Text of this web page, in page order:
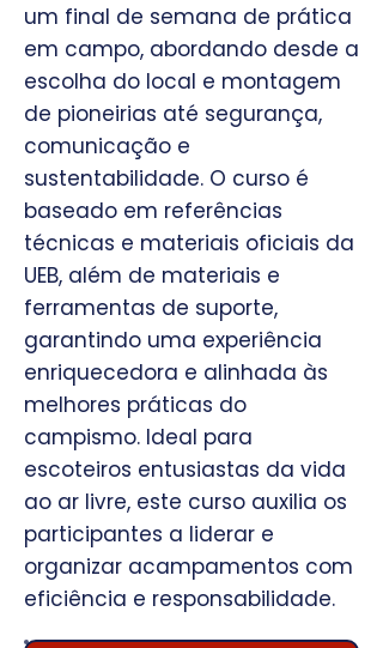
um final de semana de prática
em campo, abordando desde a
escolha do local e montagem
de pioneirias até segurança,
comunicação e
sustentabilidade. O curso é
baseado em referências
técnicas e materiais oficiais da
UEB, além de materiais e
ferramentas de suporte,
garantindo uma experiência
enriquecedora e alinhada às
melhores práticas do
campismo. Ideal para
escoteiros entusiastas da vida
ao ar livre, este curso auxilia os
participantes a liderar e
organizar acampamentos com
eficiência e responsabilidade.